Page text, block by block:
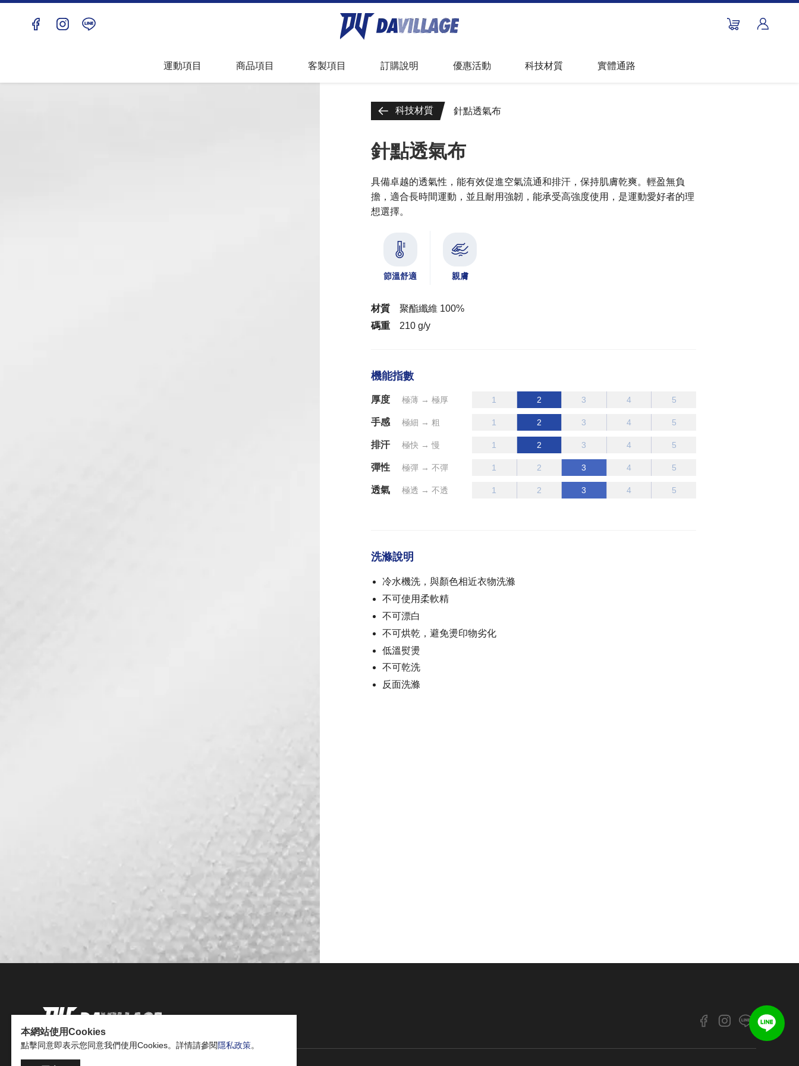
運動項目
匹克球 商品項目
包袋配件 客製項目
球衣故事
尺寸測量方式 訂購說明
常見問題 優惠活動 科技材質 實體通路
科技材質 針點透氣布
針點透氣布
具備卓越的透氣性，能有效促進空氣流通和排汗，保持肌膚乾爽。輕盈無負
擔，適合長時間運動，並且耐用強韌，能承受高強度使用，是運動愛好者的理
想選擇。
節溫舒適 親膚
材質
聚酯纖維 100%
碼重
210 g/y
機能指數
厚度 極薄 → 極厚
手感 極細 → 粗
排汗 極快 → 慢
彈性 極彈 → 不彈
透氣 極透 → 不透
洗滌說明
冷水機洗，與顏色相近衣物洗滌
不可使用柔軟精
不可漂白
不可烘乾，避免燙印物劣化
低溫熨燙
不可乾洗
反面洗滌
本網站使用Cookies
點擊同意即表示您同意我們使用Cookies。詳情請參閱隱私政策。